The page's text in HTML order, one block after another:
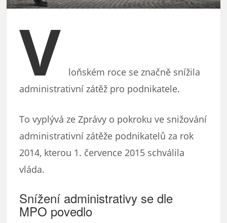
V
loňském roce se značně snížila
administrativní zátěž pro podnikatele.
To vyplývá ze Zprávy o pokroku ve snižování
administrativní zátěže podnikatelů za rok
2014, kterou 1. července 2015 schválila
vláda.
Snížení administrativy se dle
MPO povedlo